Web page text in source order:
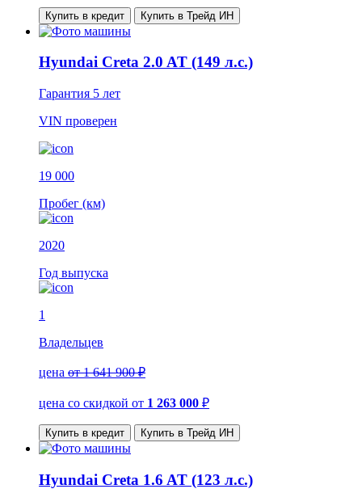
Купить в кредит Купить в Трейд ИН
Hyundai Creta 2.0 AT (149 л.с.)
Гарантия 5 лет
VIN проверен
19 000
Пробег (км)
2020
Год выпуска
1
Владельцев
цена от 1 641 900 ₽
цена со скидкой от 1 263 000 ₽
Купить в кредит Купить в Трейд ИН
Hyundai Creta 1.6 AT (123 л.с.)